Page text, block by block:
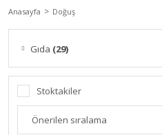
Anasayfa Doğuş
Gıda (29)
Stoktakiler